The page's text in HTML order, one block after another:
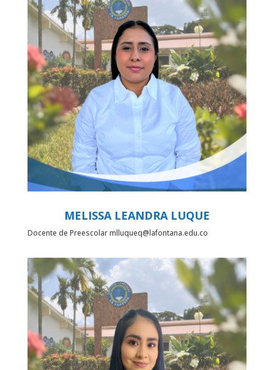
MELISSA LEANDRA LUQUE
Docente de Preescolar mlluqueq@lafontana.edu.co